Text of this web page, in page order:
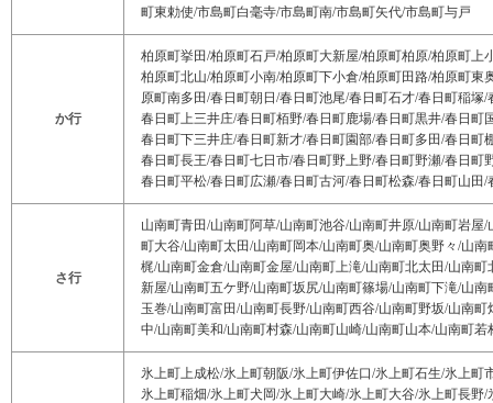
町東勅使/市島町白毫寺/市島町南/市島町矢代/市島町与戸
か行
柏原町挙田/柏原町石戸/柏原町大新屋/柏原町柏原/柏原町上
柏原町北山/柏原町小南/柏原町下小倉/柏原町田路/柏原町東
原町南多田/春日町朝日/春日町池尾/春日町石才/春日町稲塚
春日町上三井庄/春日町栢野/春日町鹿場/春日町黒井/春日町
春日町下三井庄/春日町新才/春日町園部/春日町多田/春日町
春日町長王/春日町七日市/春日町野上野/春日町野瀬/春日町
春日町平松/春日町広瀬/春日町古河/春日町松森/春日町山田/
さ行
山南町青田/山南町阿草/山南町池谷/山南町井原/山南町岩屋
町大谷/山南町太田/山南町岡本/山南町奥/山南町奥野々/山
梶/山南町金倉/山南町金屋/山南町上滝/山南町北太田/山南
新屋/山南町五ケ野/山南町坂尻/山南町篠場/山南町下滝/山
玉巻/山南町富田/山南町長野/山南町西谷/山南町野坂/山南
中/山南町美和/山南町村森/山南町山崎/山南町山本/山南町若
氷上町上成松/氷上町朝阪/氷上町伊佐口/氷上町石生/氷上町
氷上町稲畑/氷上町犬岡/氷上町大崎/氷上町大谷/氷上町長野